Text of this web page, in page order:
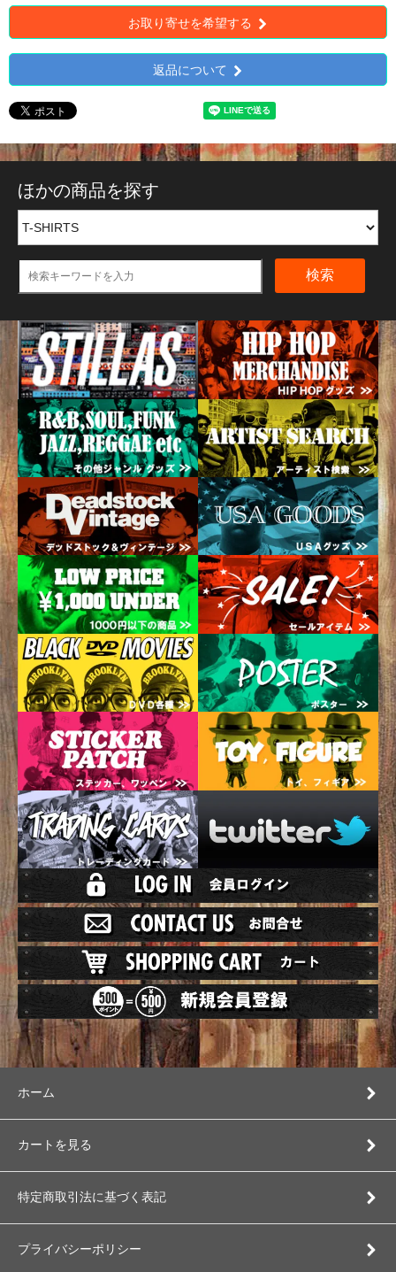
お取り寄せを希望する
返品について
ほかの商品を探す
検索
ホーム
カートを見る
特定商取引法に基づく表記
プライバシーポリシー